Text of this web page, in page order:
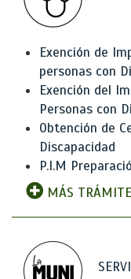
Exención de
personas con
Exención del
Personas con
Obtención de
Discapacidad
P.I.M
MÁS